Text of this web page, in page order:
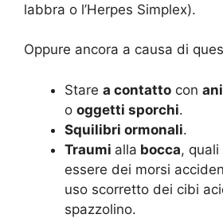
labbra o l’Herpes Simplex).
Oppure ancora a causa di
Stare a contatto con
o oggetti sporchi.
Squilibri ormonali.
Traumi alla bocca,
essere dei morsi
uso scorretto dei cibi
spazzolino.